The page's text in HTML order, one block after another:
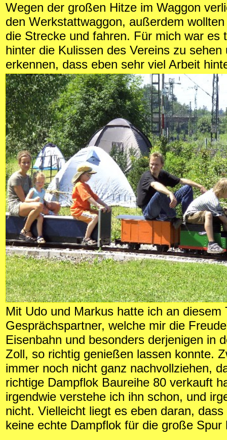
Wegen der großen Hitze im Waggon
den Werkstattwaggon, außerdem
die Strecke und fahren. Für mich war es
hinter die Kulissen des Vereins zu sehen
erkennen, dass eben sehr viel Arbeit
Mit Udo und Markus hatte ich an diesem
Gesprächspartner, welche mir die
Eisenbahn und besonders derjenigen in
Zoll, so richtig genießen lassen konnte.
immer noch nicht ganz nachvollziehen,
richtige Dampflok Baureihe 80 verkauft
irgendwie verstehe ich ihn schon, und
nicht. Vielleicht liegt es eben daran,
keine echte Dampflok für die große Spur